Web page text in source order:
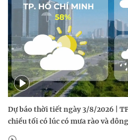
Dự báo thời tiết ngày 3/8/2026 |
chiều tối có lúc có mưa rào và dông